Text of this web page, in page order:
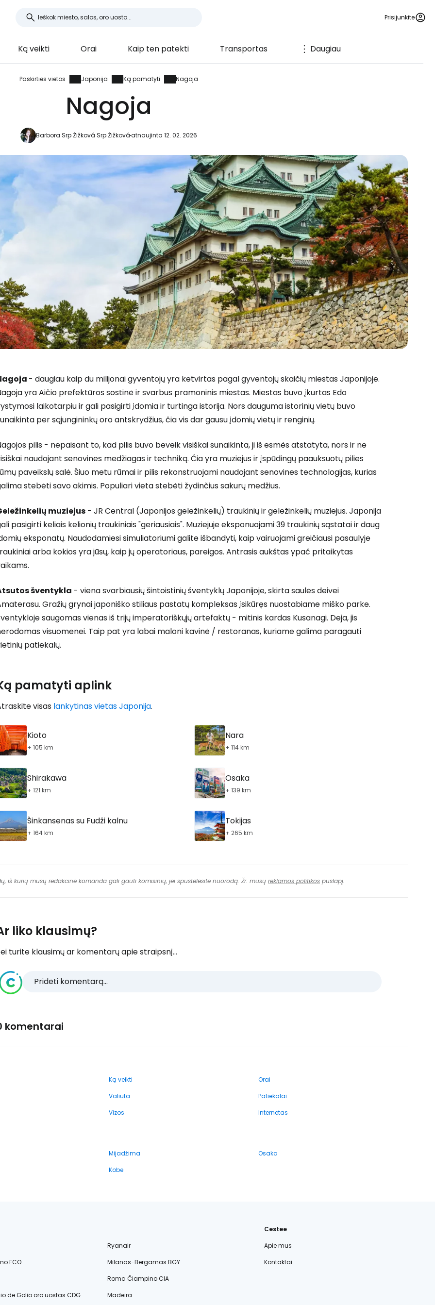
Prisijunkite
Ką veikti Orai Kaip ten patekti Transportas Daugiau
Paskirties vietos Japonija Ką pamatyti Nagoja
Nagoja
Barbora Srp Žižková Srp Žižkováatnaujinta 12. 02. 2026
- daugiau kaip du milijonai gyventojų yra ketvirtas pagal gyventojų skaičių miestas Japonijoje.
yra Aičio prefektūros sostinė ir svarbus pramoninis miestas. Miestas buvo įkurtas Edo
laikotarpiu ir gali pasigirti įdomia ir turtinga istorija. Nors dauguma istorinių vietų buvo
per sąjungininkų oro antskrydžius, čia vis dar gausu įdomių vietų ir renginių.
pilis - nepaisant to, kad pilis buvo beveik visiškai sunaikinta, ji iš esmės atstatyta, nors ir ne
naudojant senovines medžiagas ir techniką. Čia yra muziejus ir įspūdingų paauksuotų pilies
paveikslų salė. Šiuo metu rūmai ir pilis rekonstruojami naudojant senovines technologijas, kurias
stebėti savo akimis. Populiari vieta stebėti žydinčius sakurų medžius.
muziejus - JR Central (Japonijos geležinkelių) traukinių ir geležinkelių muziejus. Japonija
pasigirti keliais kelionių traukiniais "geriausiais". Muziejuje eksponuojami 39 traukinių sąstatai ir daug
eksponatų. Naudodamiesi simuliatoriumi galite išbandyti, kaip vairuojami greičiausi pasaulyje
arba kokios yra jūsų, kaip jų operatoriaus, pareigos. Antrasis aukštas ypač pritaikytas
šventykla - viena svarbiausių šintoistinių šventyklų Japonijoje, skirta saulės deivei
Gražių grynai japoniško stiliaus pastatų kompleksas įsikūręs nuostabiame miško parke.
saugomas vienas iš trijų imperatoriškųjų artefaktų - mitinis kardas Kusanagi. Deja, jis
visuomenei. Taip pat yra labai maloni kavinė / restoranas, kuriame galima paragauti
patiekalų.
pamatyti aplink
visas lankytinas vietas Japonija.
Kioto
+ 105 km
Nara
+ 114 km
Shirakawa
+ 121 km
Osaka
+ 139 km
Šinkansenas su Fudži kalnu
+ 164 km
Tokijas
+ 265 km
iš kurių mūsų redakcinė komanda gali gauti komisinių, jei spustelėsite nuorodą. Žr. mūsų reklamos politikos puslapį.
liko klausimų?
turite klausimų ar komentarų apie straipsnį...
Pridėti komentarą...
komentarai
Ką veikti
Orai
Valiuta
Patiekalai
Vizos
Internetas
Mijadžima
Osaka
Kobe
Ryanair
FCO
Milanas-Bergamas BGY
Roma Čiampino CIA
de Golio oro uostas CDG
Madeira
Cestee
Apie mus
Kontaktai
Prisijunkite prie Cestee
... pasaulinė kelionių bendruomenė
Tęsti su Google
Tęsti su Facebook